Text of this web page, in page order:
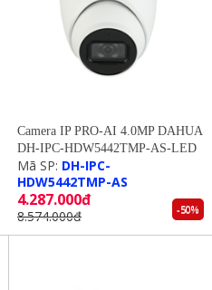
Camera IP PRO-AI 4.0MP DAHUA
DH-IPC-HDW5442TMP-AS-LED
Mã SP: DH-IPC-
HDW5442TMP-AS
4.287.000đ
8.574.000đ -50%